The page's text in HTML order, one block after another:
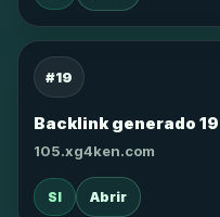
#19
Backlink generado 19
105.xg4ken.com
SI Abrir